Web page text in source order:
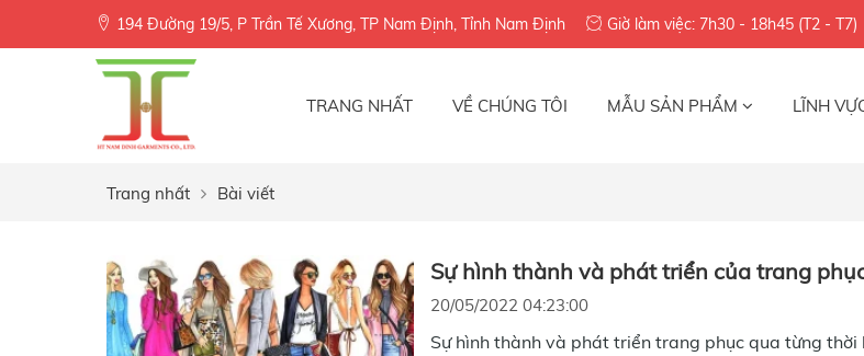
194 Đường 19/5, P Trần Tế Xương, TP Nam Định, Tỉnh Nam Định Giờ làm việc: 7h30 - 18h45 (T2 - T7)
TRANG NHẤT VỀ CHÚNG TÔI MẪU SẢN PHẨM LĨNH
Trang nhất Bài viết
Sự hình thành và phát triển của trang
20/05/2022 04:23:00
Sự hình thành và phát triển trang phục qua từng thời